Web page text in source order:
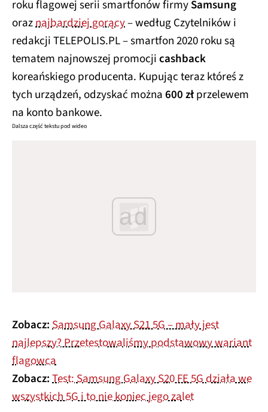
roku flagowej serii smartfonów firmySamsung
oraznajbardziej gorący– według Czytelników i
redakcji TELEPOLIS.PL – smartfon 2020 roku są
tematem najnowszej promocjicashback
koreańskiego producenta. Kupując teraz któreś z
tych urządzeń, odzyskać można600 złprzelewem
na konto bankowe.
Dalsza część tekstu pod wideo
ad
Zobacz:Samsung Galaxy S21 5G – mały jest
najlepszy? Przetestowaliśmy podstawowy wariant
flagowca
Zobacz:Test: Samsung Galaxy S20 FE 5G działa we
wszystkich 5G i to nie koniec jego zalet